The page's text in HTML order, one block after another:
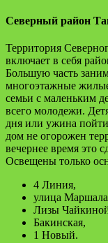
Северный район
Территория
включает в себя
Большую часть
многоэтажные
семьи с маленьким
всего молодежи.
дня или ужина
дом не огорожен
вечернее время это
Освещены только
4 Линия,
улица
Лизы
Бакинская,
1 Новый.